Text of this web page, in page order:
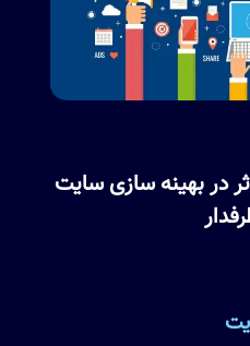
در بهینه سازی سایت